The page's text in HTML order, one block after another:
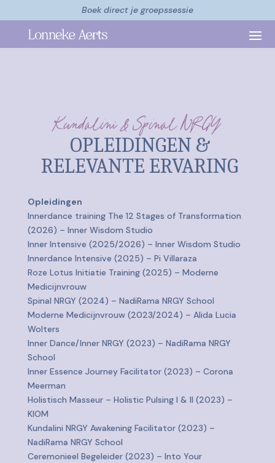
Boek direct je groepssessie
Kundalini & Spinal NRGY
OPLEIDINGEN &
RELEVANTE ERVARING
Opleidingen
Innerdance training The 12 Stages of Transformation
(2026) – Inner Wisdom Studio
Inner Intensive (2025/2026) – Inner Wisdom Studio
Innerdance Intensive (2025) – Pi Villaraza
Roze Lotus Initiatie Training (2025) – Moderne
Medicijnvrouw
Spinal NRGY (2024) – NadiRama NRGY School
Moderne Medicijnvrouw (2023/2024) – Alida Lucia
Wolters
Inner Dance/Inner NRGY (2023) – NadiRama NRGY
School
Inner Essence Journey Facilitator (2023) – Corona
Meerman
Holistisch Masseur – Holistic Pulsing I & II (2023) –
KIOM
Kundalini NRGY Awakening Facilitator (2023) –
NadiRama NRGY School
Ceremonieel Begeleider (2023) – Into Your